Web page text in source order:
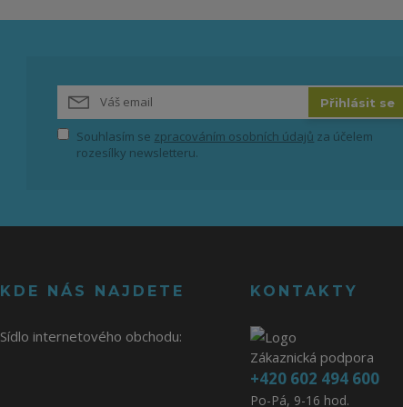
Přihlásit se
Souhlasím se zpracováním osobních údajů za účelem
rozesílky newsletteru.
KDE NÁS NAJDETE
Sídlo internetového obchodu:
KONTAKTY
Zákaznická podpora
+420 602 494 600
Po-Pá, 9-16 hod.